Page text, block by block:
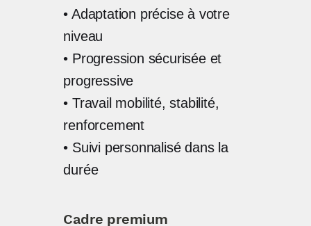
• Adaptation précise à votre
niveau
• Progression sécurisée et
progressive
• Travail mobilité, stabilité,
renforcement
• Suivi personnalisé dans la
durée
Cadre premium